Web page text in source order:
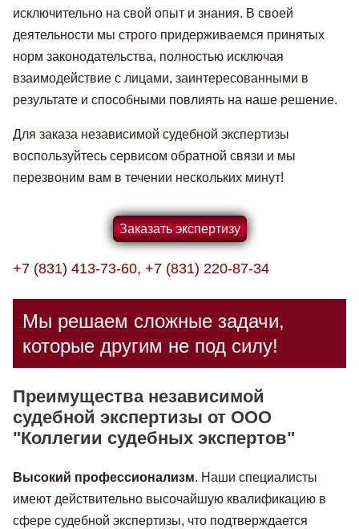
исключительно на свой опыт и знания. В своей
деятельности мы строго придерживаемся принятых
норм законодательства, полностью исключая
взаимодействие с лицами, заинтересованными в
результате и способными повлиять на наше решение.
Для заказа независимой судебной экспертизы
воспользуйтесь сервисом обратной связи и мы
перезвоним вам в течении нескольких минут!
Заказать экспертизу
+7 (831) 413-73-60, +7 (831) 220-87-34
Мы решаем сложные задачи,
которые другим не под силу!
Преимущества независимой
судебной экспертизы от ООО
"Коллегии судебных экспертов"
Высокий профессионализм. Наши специалисты
имеют действительно высочайшую квалификацию в
сфере судебной экспертизы, что подтверждается